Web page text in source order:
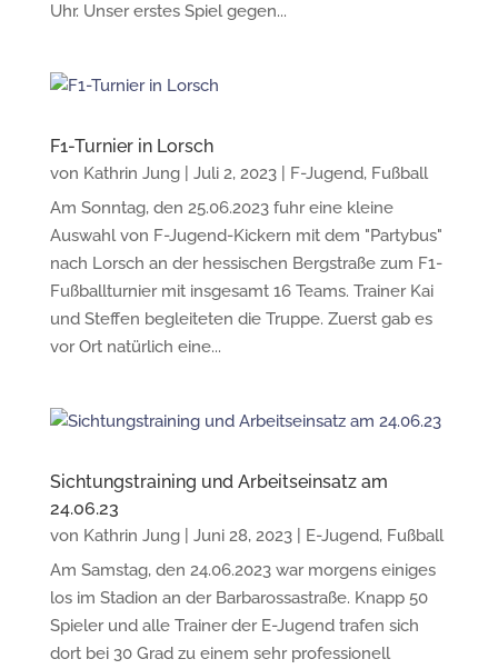
Uhr. Unser erstes Spiel gegen...
F1-Turnier in Lorsch
von Kathrin Jung| Juli 2, 2023| F-Jugend, Fußball
Am Sonntag, den 25.06.2023 fuhr eine kleine
Auswahl von F-Jugend-Kickern mit dem "Partybus"
nach Lorsch an der hessischen Bergstraße zum F1-
Fußballturnier mit insgesamt 16 Teams. Trainer Kai
und Steffen begleiteten die Truppe. Zuerst gab es
vor Ort natürlich eine...
Sichtungstraining und Arbeitseinsatz am
24.06.23
von Kathrin Jung| Juni 28, 2023| E-Jugend, Fußball
Am Samstag, den 24.06.2023 war morgens einiges
los im Stadion an der Barbarossastraße. Knapp 50
Spieler und alle Trainer der E-Jugend trafen sich
dort bei 30 Grad zu einem sehr professionell